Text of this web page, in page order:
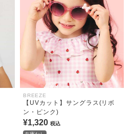
BREEZE
【UVカット】サングラス(リボ
ン・ピンク)
¥1,320 税込